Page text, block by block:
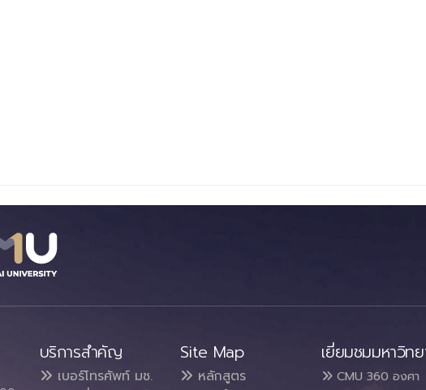
บริการสำคัญ
เบอร์โทรศัพท์ มช.
Site Map
หลักสูตร
เยี่ยมชมมหาวิท
CMU 360 องศา